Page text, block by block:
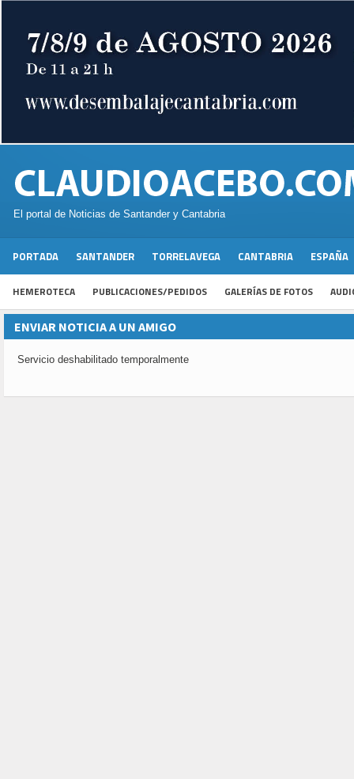
El portal de Noticias de Santander y Cantabria
PORTADA SANTANDER TORRELAVEGA CANTABRIA ESPAÑA
HEMEROTECA PUBLICACIONES/PEDIDOS GALERÍAS DE FOTOS
ENVIAR NOTICIA A UN AMIGO
Servicio deshabilitado temporalmente